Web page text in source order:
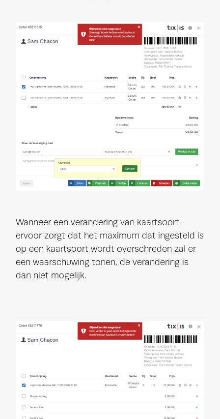
Wanneer een verandering van kaartsoort
ervoor zorgt dat het maximum dat ingesteld is
op een kaartsoort wordt overschreden zal er
een waarschuwing tonen, de verandering is
dan niet mogelijk.